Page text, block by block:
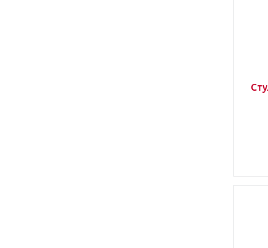
Стул